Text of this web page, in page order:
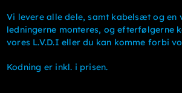
Vi levere alle dele, samt kabelsæt og en
ledningerne monteres, og efterfølgerne
vores L.V.D.I eller du kan komme forbi
Kodning er inkl. i prisen.